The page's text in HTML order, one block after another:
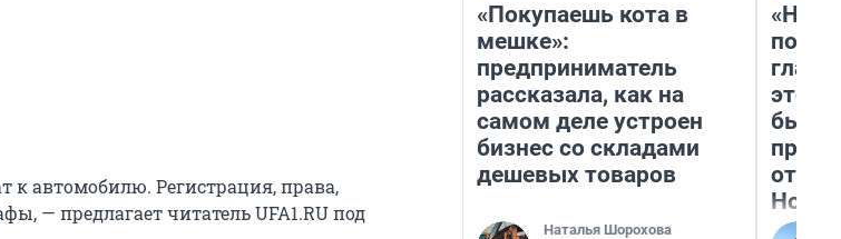
к автомобилю. Регистрация, права,
— предлагает читатель UFA1.RU под
«Покупаешь кота в
мешке»:
предприниматель
рассказала, как на
самом деле устроен
бизнес со складами
дешевых товаров
Наталья Шорохова
этого
бьет